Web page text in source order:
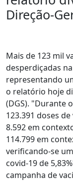
Direção-
Mais de 123 mil
desperdiçadas
representando
o relatório hoje
(DGS). "Durante
123.391 doses
8.592 em
114.799 em
verificando-se
covid-19 de
campanha de